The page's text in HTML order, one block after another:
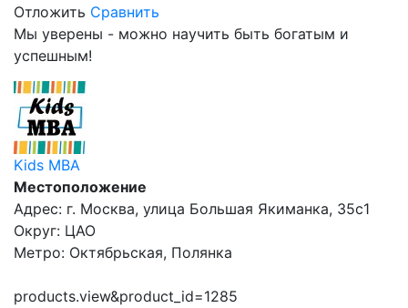
Отложить Сравнить
Мы уверены - можно научить быть богатым и
успешным!
Kids MBA
Местоположение
Адрес: г. Москва, улица Большая Якиманка, 35с1
Округ: ЦАО
Метро: Октябрьская, Полянка
products.view&product_id=1285